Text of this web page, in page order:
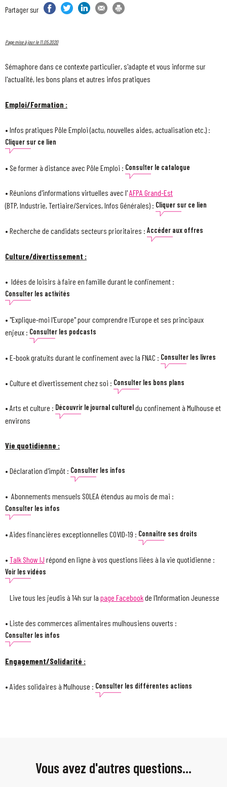
Partager sur Partager sur Facebook
Partager sur Twitter
Partager sur LinkedIn
Partager par email
Page mise à jour le 11.05.2020
Sémaphore dans ce contexte particulier, s'adapte et vous informe sur
l'actualité, les bons plans et autres infos pratiques
Emploi/Formation :
• Infos pratiques Pôle Emploi (actu, nouvelles aides, actualisation etc.) :
Cliquer sur ce lien
• Se former à distance avec Pôle Emploi : Consulter le catalogue
• Réunions d'informations virtuelles avec l'AFPA Grand-Est
(BTP, Industrie, Tertiaire/Services, Infos Générales) : Cliquer sur ce lien
• Recherche de candidats secteurs prioritaires : Accéder aux offres
Culture/divertissement :
• Idées de loisirs à faire en famille durant le confinement :
Consulter les activités
• "Explique-moi l'Europe" pour comprendre l'Europe et ses principaux
enjeux : Consulter les podcasts
• E-book gratuits durant le confinement avec la FNAC : Consulter les livres
• Culture et divertissement chez soi : Consulter les bons plans
• Arts et culture : Découvrir le journal cultureldu confinement à Mulhouse et
environs
Vie quotidienne :
• Déclaration d'impôt : Consulter les infos
• Abonnements mensuels SOLEA étendus au mois de mai :
Consulter les infos
• Aides financières exceptionnelles COVID-19 : Connaître ses droits
• Talk Show IJ répond en ligne à vos questions liées à la vie quotidienne :
Voir les vidéos
Live tous les jeudis à 14h sur la page Facebookde l'Information Jeunesse
• Liste des commerces alimentaires mulhousiens ouverts :
Consulter les infos
Engagement/Solidarité :
• Aides solidaires à Mulhouse : Consulter les différentes actions
Vous avez d'autres questions...